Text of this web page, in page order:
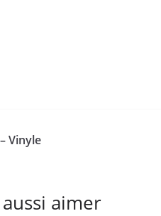
Vinyle
aimer